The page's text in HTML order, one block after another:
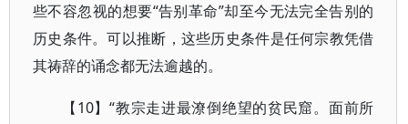
些不容忽视的想要“告别革命”却至今无法完全告别的
历史条件。可以推断，这些历史条件是任何宗教凭借
其祷辞的诵念都无法逾越的。
【10】“教宗走进最潦倒绝望的贫民窟。面前所